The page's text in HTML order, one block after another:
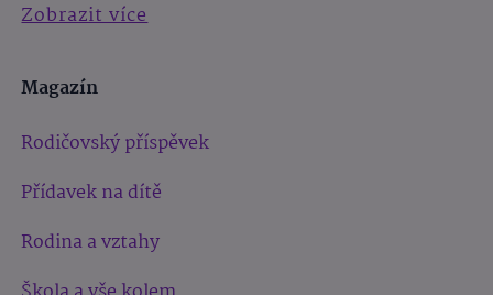
Zobrazit více
Magazín
Rodičovský příspěvek
Přídavek na dítě
Rodina a vztahy